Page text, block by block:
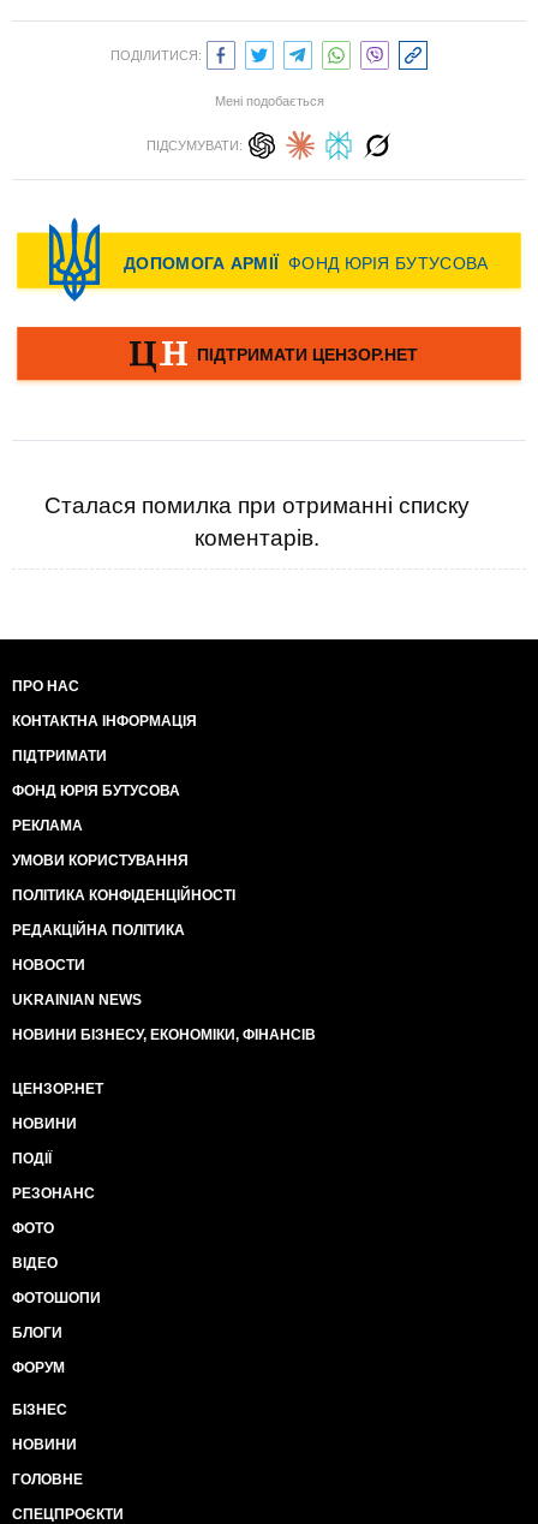
ПОДІЛИТИСЯ:
Мені подобається
ПІДСУМУВАТИ:
Сталася помилка при отриманні списку
коментарів.
ПРО НАС
КОНТАКТНА ІНФОРМАЦІЯ
ПІДТРИМАТИ
ФОНД ЮРІЯ БУТУСОВА
РЕКЛАМА
УМОВИ КОРИСТУВАННЯ
ПОЛІТИКА КОНФІДЕНЦІЙНОСТІ
РЕДАКЦІЙНА ПОЛІТИКА
НОВОСТИ
UKRAINIAN NEWS
НОВИНИ БІЗНЕСУ, ЕКОНОМІКИ, ФІНАНСІВ
ЦЕНЗОР.НЕТ
НОВИНИ
ПОДІЇ
РЕЗОНАНС
ФОТО
ВІДЕО
ФОТОШОПИ
БЛОГИ
ФОРУМ
БІЗНЕС
НОВИНИ
ГОЛОВНЕ
СПЕЦПРОЄКТИ